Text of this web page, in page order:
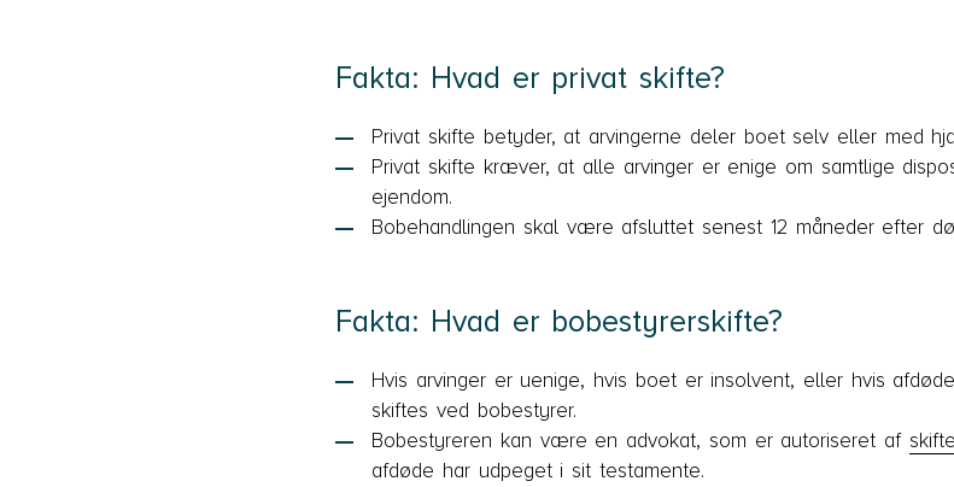
Fakta: Hvad er privat skifte?
Privat skifte betyder, at arvingerne deler boet selv eller med
Privat skifte kræver, at alle arvinger er enige om samtlige
ejendom.
Bobehandlingen skal være afsluttet senest 12 måneder efter
Fakta: Hvad er bobestyrerskifte?
Hvis arvinger er uenige, hvis boet er insolvent, eller hvis
skiftes ved bobestyrer.
Bobestyreren kan være en advokat, som er autoriseret af
afdøde har udpeget i sit testamente.